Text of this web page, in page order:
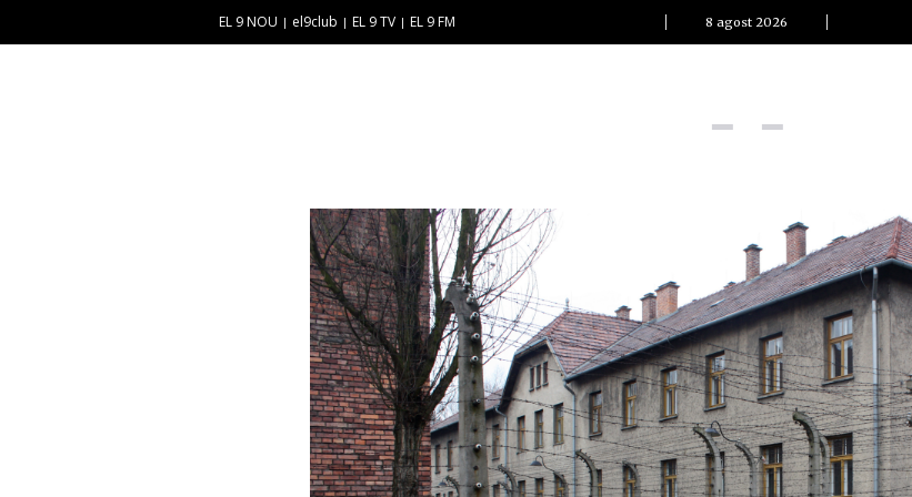
Novetats discogràfiques
El Clàssic | ELS 3 TAMBORS
TEMÀTIQUES
EL 9 NOU el9club EL 9 TV EL 9 FM 8 agost 2026